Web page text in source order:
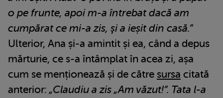
o pe frunte, apoi m-a întrebat dacă am
cumpărat ce mi-a zis, şi a ieșit din casă.”
Ulterior, Ana și-a amintit și ea, când a depus
mărturie, ce s-a întâmplat în acea zi, așa
cum se menționează și de către sursa citată
anterior: „Claudiu a zis „Am văzut!”. Tata l-a